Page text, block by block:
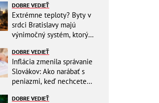
DOBRE VEDIEŤ
Extrémne teploty? Byty v
srdci Bratislavy majú
výnimočný systém, ktorý
DOBRE VEDIEŤ
Inflácia zmenila správanie
Slovákov: Ako narábať s
peniazmi, keď nechcete
DOBRE VEDIEŤ